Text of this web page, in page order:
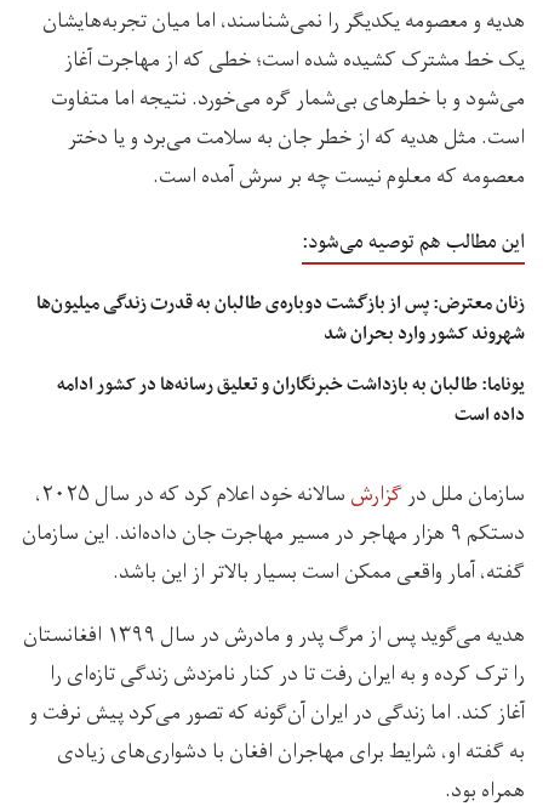
هدیه و معصومه یکدیگر را نمی‌شناسند، اما میان تجربه‌هایشان
یک خط مشترک کشیده شده است؛ خطی که از مهاجرت آغاز
می‌شود و با خطرهای بی‌شمار گره می‌خورد. نتیجه اما متفاوت
است. مثل هدیه که از خطر جان به سلامت می‌برد و یا دختر
معصومه که معلوم نیست چه بر سرش آمده است.
این مطالب هم توصیه می‌شود:
زنان معترض: پس از بازگشت دوباره‌ی طالبان به قدرت زندگی میلیون‌ها
شهروند کشور وارد بحران شد
یوناما: طالبان به بازداشت خبرنگاران و تعلیق رسانه‌ها در کشور ادامه
داده است
سازمان ملل درگزارش
سالانه خود اعلام کرد که در سال ۲۰۲۵،
دستکم ۹ هزار مهاجر در مسیر مهاجرت جان داده‌اند. این سازمان
گفته، آمار واقعی ممکن است بسیار بالاتر از این باشد.
هدیه می‌گوید پس از مرگ پدر و مادرش در سال ۱۳۹۹ افغانستان
را ترک کرده و به ایران رفت تا در کنار نامزدش زندگی تازه‌ای را
آغاز کند. اما زندگی در ایران آن‌گونه که تصور می‌کرد پیش نرفت و
به گفته او، شرایط برای مهاجران افغان با دشواری‌های زیادی
همراه بود.